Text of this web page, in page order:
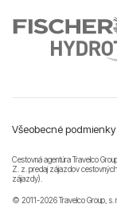
Všeobecné podmienky
Cestovná agentúra Travelco
Z. z. predaj zájazdov cestovných
zájazdy).
© 2011-2026 Travelco Group, s.